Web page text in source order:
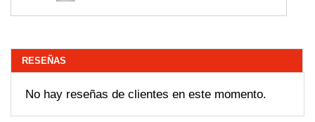
RESEÑAS
No hay reseñas de clientes en este momento.